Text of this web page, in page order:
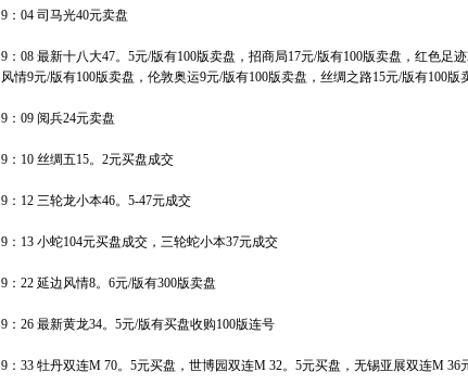
9：04 司马光40元卖盘
9：08 最新十八大47。5元/版有100版卖盘，招商局17元/版有100版卖盘，红色足
风情9元/版有100版卖盘，伦敦奥运9元/版有100版卖盘，丝绸之路15元/版有100版
9：09 阅兵24元卖盘
9：10 丝绸五15。2元买盘成交
9：12 三轮龙小本46。5-47元成交
9：13 小蛇104元买盘成交，三轮蛇小本37元成交
9：22 延边风情8。6元/版有300版卖盘
9：26 最新黄龙34。5元/版有买盘收购100版连号
9：33 牡丹双连M 70。5元买盘，世博园双连M 32。5元买盘，无锡亚展双连M 36